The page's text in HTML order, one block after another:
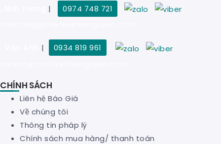
|
0974 748 721
|
0934 819 961
CHÍNH SÁCH
Liên hệ Báo Giá
Về chúng tôi
Thông tin pháp lý
Chính sách mua hàng/ thanh toán